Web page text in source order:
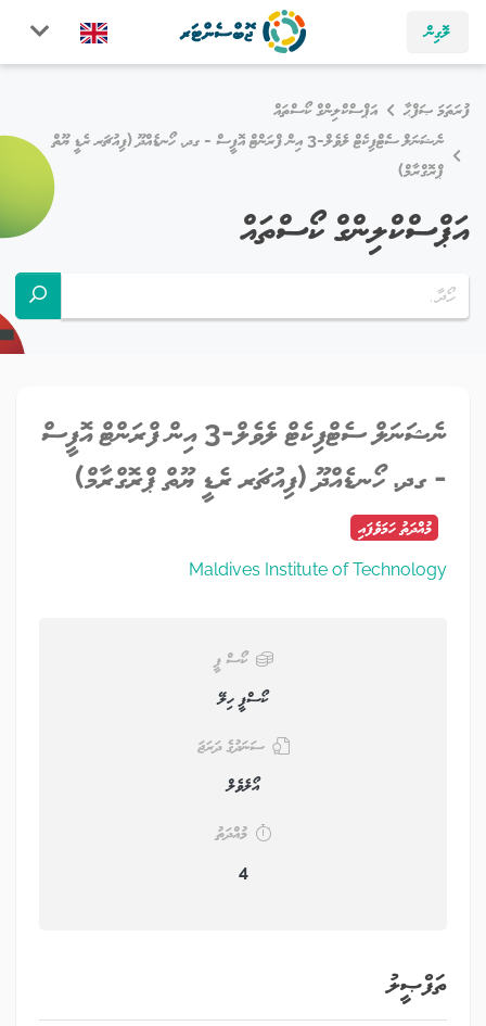
ލޮގިން
ފުރަތަމަ ޞަފްޙާ
އަޕްސްކްލިންގް ކޯސްތައް
ނެޝަނަލް ސެޓްފިކެޓް ލެވެލް-3 އިން ފްރަންޓް އޮފީސް - ގދ. ހޯނޑެއްދޫ (ފިއުޗަރ ރެޑީ ޔޫތް
ޕްރޮގްރާމް)
އަޕްސްކްލިންގް ކޯސްތައް
ނެޝަނަލް ސެޓްފިކެޓް ލެވެލް-3 އިން ފްރަންޓް އޮފީސް
- ގދ. ހޯނޑެއްދޫ (ފިއުޗަރ ރެޑީ ޔޫތް ޕްރޮގްރާމް)
މުއްދަތު ހަމަވެފައި
Maldives Institute of Technology
ކޯސް ފީ
ކޯސްފީ ހިލޭ
ސަނަދުގެ ދަރަޖަ
އޯލެވެލް
މުއްދަތު
4
ތަފްޞީލު